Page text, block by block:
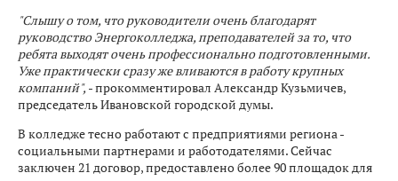
"Слышу о том, что руководители очень благодарят
руководство Энергоколледжа, преподавателей за то, что
ребята выходят очень профессионально подготовленными.
Уже практически сразу же вливаются в работу крупных
компаний", - прокомментировал Александр Кузьмичев,
председатель Ивановской городской думы.
В колледже тесно работают с предприятиями региона -
социальными партнерами и работодателями. Сейчас
заключен 21 договор, предоставлено более 90 площадок для